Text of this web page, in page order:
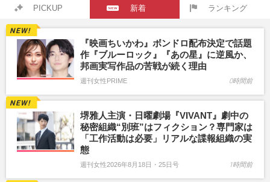
PICKUP 新着 ランキング
『映画ちいかわ』ボンドロ配布決定で話題
作『ブルーロック』『あの星』に逆風か、
邦画実写作品の苦戦が続く理由
週刊女性PRIME 0時間前
堺雅人主演・日曜劇場『VIVANT』劇中の
秘密組織“別班”はフィクション？専門家は
「工作活動は必要」リアルな諜報組織の実
態
週刊女性2026年8月18日・25日号 1時間前